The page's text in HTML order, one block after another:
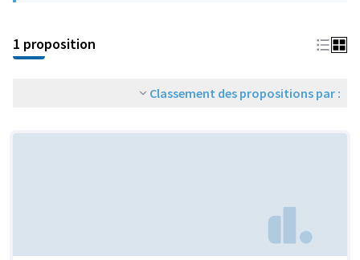
1 proposition
Classement des propositions par :